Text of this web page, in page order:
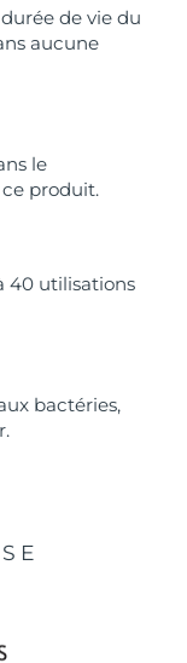
de vie du
aucune
le
produit.
40 utilisations
bactéries,